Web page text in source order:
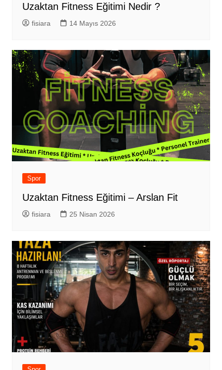
Uzaktan Fitness Eğitimi Nedir ?
fisiara 14 Mayıs 2026
Spor
Uzaktan Fitness Eğitimi – Arslan Fit
fisiara 25 Nisan 2026